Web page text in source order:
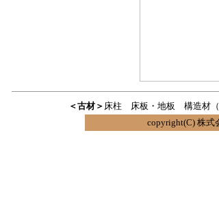
＜古材＞ 床柱 床板・地板 構造材
copyright(C) 株